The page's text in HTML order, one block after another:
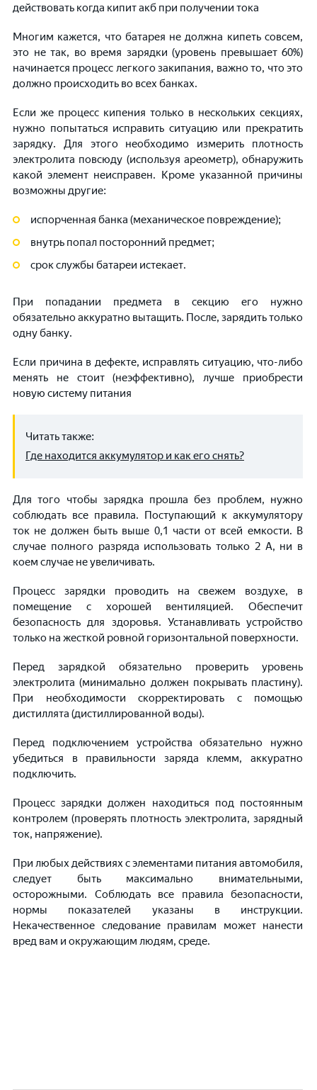
действовать когда кипит акб при получении тока
Многим кажется, что батарея не должна кипеть совсем,
это не так, во время зарядки (уровень превышает 60%)
начинается процесс легкого закипания, важно то, что это
должно происходить во всех банках.
Если же процесс кипения только в нескольких секциях,
нужно попытаться исправить ситуацию или прекратить
зарядку. Для этого необходимо измерить плотность
электролита повсюду (используя ареометр), обнаружить
какой элемент неисправен. Кроме указанной причины
возможны другие:
испорченная банка (механическое повреждение);
внутрь попал посторонний предмет;
срок службы батареи истекает.
При попадании предмета в секцию его нужно
обязательно аккуратно вытащить. После, зарядить только
одну банку.
Если причина в дефекте, исправлять ситуацию, что-либо
менять не стоит (неэффективно), лучше приобрести
новую систему питания
Читать также:
Где находится аккумулятор и как его снять?
Для того чтобы зарядка прошла без проблем, нужно
соблюдать все правила. Поступающий к аккумулятору
ток не должен быть выше 0,1 части от всей емкости. В
случае полного разряда использовать только 2 А, ни в
коем случае не увеличивать.
Процесс зарядки проводить на свежем воздухе, в
помещение с хорошей вентиляцией. Обеспечит
безопасность для здоровья. Устанавливать устройство
только на жесткой ровной горизонтальной поверхности.
Перед зарядкой обязательно проверить уровень
электролита (минимально должен покрывать пластину).
При необходимости скорректировать с помощью
дистиллята (дистиллированной воды).
Перед подключением устройства обязательно нужно
убедиться в правильности заряда клемм, аккуратно
подключить.
Процесс зарядки должен находиться под постоянным
контролем (проверять плотность электролита, зарядный
ток, напряжение).
При любых действиях с элементами питания автомобиля,
следует быть максимально внимательными,
осторожными. Соблюдать все правила безопасности,
нормы показателей указаны в инструкции.
Некачественное следование правилам может нанести
вред вам и окружающим людям, среде.